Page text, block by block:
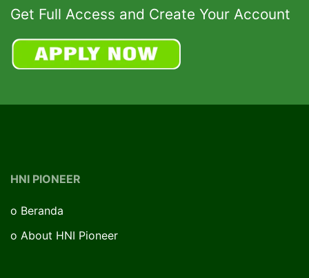
Get Full Access and Create Your Account
HNI PIONEER
o Beranda
o About HNI Pioneer